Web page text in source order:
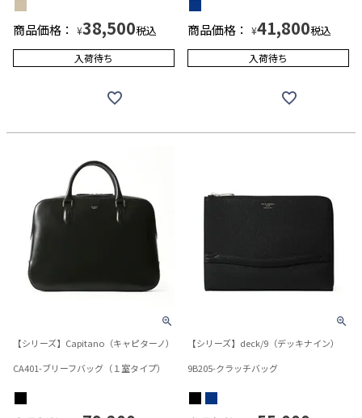
商品価格： ¥38,500税込
入荷待ち
商品価格： ¥41,800税込
入荷待ち
【シリーズ】Capitano（キャピターノ）
CA401-ブリーフバッグ（１室タイプ）
【シリーズ】deck/9（デッキナイン）
9B205-クラッチバッグ